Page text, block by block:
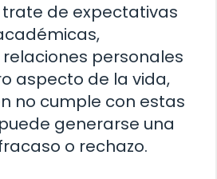
trate de expectativas
personales
aspecto de la vida,
no cumple con estas
generarse una
o rechazo.